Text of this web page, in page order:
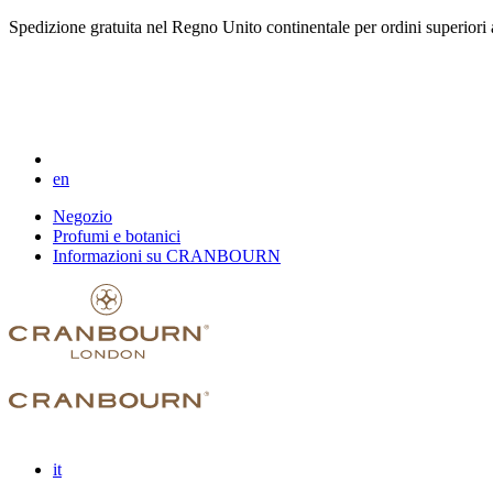
Spedizione gratuita nel Regno Unito continentale per ordini superiori
en
Negozio
Profumi e botanici
Informazioni su CRANBOURN
it